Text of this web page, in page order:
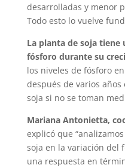
desarrolladas y menor
Todo esto lo vuelve
La planta de soja tiene
fósforo durante su
los niveles de fósforo
después de varios
soja si no se toman
Mariana Antonietta,
explicó que
soja en la variación del
una respuesta en